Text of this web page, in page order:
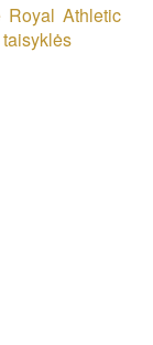
Royal Athletic